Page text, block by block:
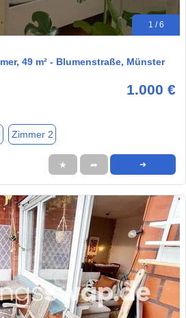
1 / 6
49 m² - Blumenstraße, Münster
1.000 €
Zimmer 2
★ ➦ ➜